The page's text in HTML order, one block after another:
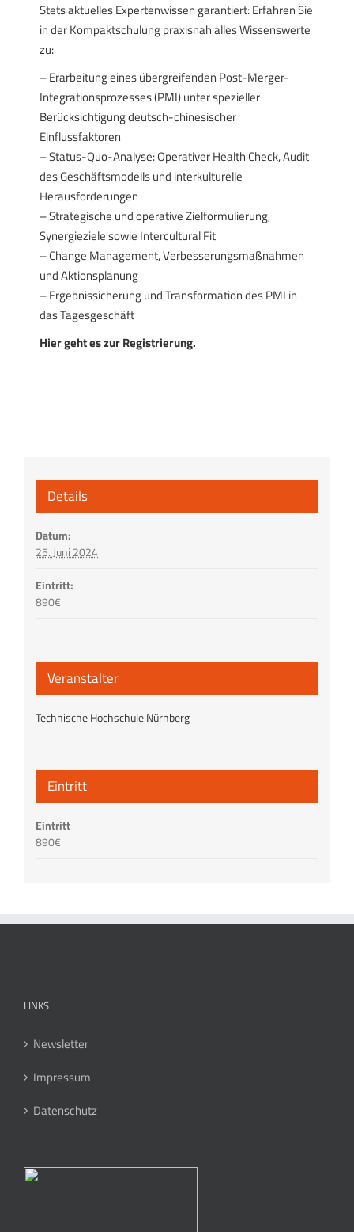
Stets aktuelles Expertenwissen garantiert: Erfahren Sie
in der Kompaktschulung praxisnah alles Wissenswerte
zu:
– Erarbeitung eines übergreifenden Post-Merger-
Integrationsprozesses (PMI) unter spezieller
Berücksichtigung deutsch-chinesischer
Einflussfaktoren
– Status-Quo-Analyse: Operativer Health Check, Audit
des Geschäftsmodells und interkulturelle
Herausforderungen
– Strategische und operative Zielformulierung,
Synergieziele sowie Intercultural Fit
– Change Management, Verbesserungsmaßnahmen
und Aktionsplanung
– Ergebnissicherung und Transformation des PMI in
das Tagesgeschäft
Hier geht es zur Registrierung.
Details
Datum:
25. Juni 2024
Eintritt:
890€
Veranstalter
Technische Hochschule Nürnberg
Eintritt
Eintritt
890€
LINKS
Newsletter
Impressum
Datenschutz